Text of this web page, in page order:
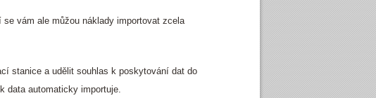
vám ale můžou náklady importovat zcela
stanice a udělit souhlas k poskytování dat do
data automaticky importuje.